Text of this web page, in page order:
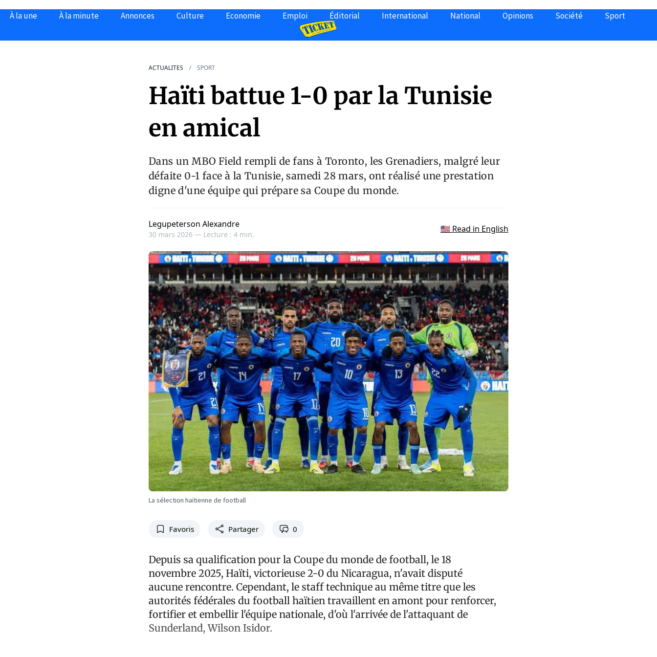
À la une À la minute Annonces Culture Economie Emploi Éditorial International National Opinions Société Sport
ACTUALITES SPORT
Haïti battue 1-0 par la Tunisie
en amical
Dans un MBO Field rempli de fans à Toronto, les Grenadiers, malgré leur
défaite 0-1 face à la Tunisie, samedi 28 mars, ont réalisé une prestation
digne d'une équipe qui prépare sa Coupe du monde.
Legupeterson Alexandre
30 mars 2026 — Lecture : 4 min.
🇺🇸 Read in English
La sélection haïtienne de football
Favoris Partager 0
Depuis sa qualification pour la Coupe du monde de football, le 18
novembre 2025, Haïti, victorieuse 2-0 du Nicaragua, n'avait disputé
aucune rencontre. Cependant, le staff technique au même titre que les
autorités fédérales du football haïtien travaillent en amont pour renforcer,
fortifier et embellir l'équipe nationale, d'où l'arrivée de l'attaquant de
Sunderland, Wilson Isidor.